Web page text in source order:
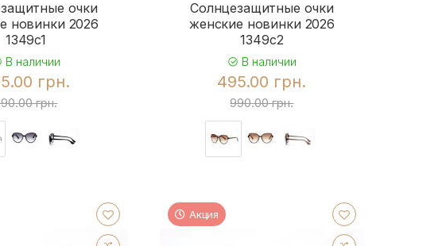
очки
новинки 2026
1349c1
В наличии
грн.
грн.
Солнцезащитные очки
женские новинки 2026
1349c2
В наличии
495.00 грн.
990.00 грн.
Акция